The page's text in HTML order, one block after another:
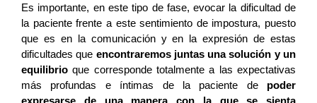
Es importante, en este tipo de fase, evocar la dificultad de
la paciente frente a este sentimiento de impostura, puesto
que es en la comunicación y en la expresión de estas
dificultades que encontraremos juntas una solución y un
equilibrio que corresponde totalmente a las expectativas
más profundas e íntimas de la paciente de poder
expresarse de una manera con la que se sienta